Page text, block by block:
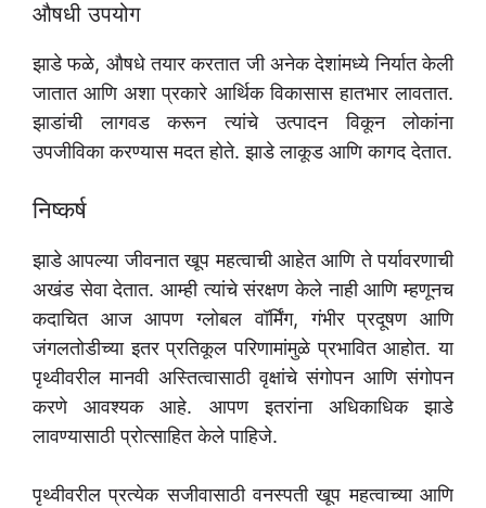
औषधी उपयोग
झाडे फळे, औषधे तयार करतात जी अनेक देशांमध्ये निर्यात केली
जातात आणि अशा प्रकारे आर्थिक विकासास हातभार लावतात.
झाडांची लागवड करून त्यांचे उत्पादन विकून लोकांना
उपजीविका करण्यास मदत होते. झाडे लाकूड आणि कागद देतात.
निष्कर्ष
झाडे आपल्या जीवनात खूप महत्वाची आहेत आणि ते पर्यावरणाची
अखंड सेवा देतात. आम्ही त्यांचे संरक्षण केले नाही आणि म्हणूनच
कदाचित आज आपण ग्लोबल वॉर्मिंग, गंभीर प्रदूषण आणि
जंगलतोडीच्या इतर प्रतिकूल परिणामांमुळे प्रभावित आहोत. या
पृथ्वीवरील मानवी अस्तित्वासाठी वृक्षांचे संगोपन आणि संगोपन
करणे आवश्यक आहे. आपण इतरांना अधिकाधिक झाडे
लावण्यासाठी प्रोत्साहित केले पाहिजे.
पृथ्वीवरील प्रत्येक सजीवासाठी वनस्पती खूप महत्वाच्या आणि